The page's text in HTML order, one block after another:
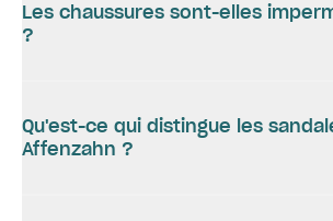
Les chaussures sont-elles
?
Qu'est-ce qui distingue les
Affenzahn ?